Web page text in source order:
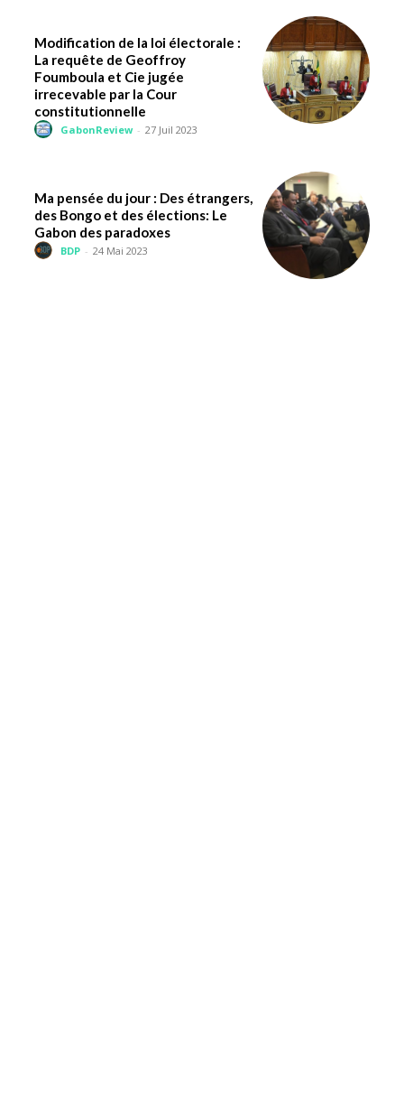
Modification de la loi électorale :
La requête de Geoffroy
Foumboula et Cie jugée
irrecevable par la Cour
constitutionnelle
GabonReview - 27 Juil 2023
Ma pensée du jour : Des étrangers,
des Bongo et des élections: Le
Gabon des paradoxes
BDP - 24 Mai 2023